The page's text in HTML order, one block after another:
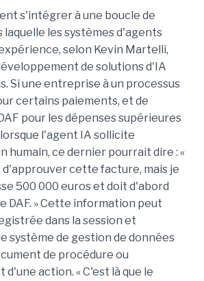
s'intégrer à une boucle de
les systèmes d'agents
selon Kevin Martelli,
de solutions d'IA
Si une entreprise à un processus
certains paiements, et de
pour les dépenses supérieures
l'agent IA sollicite
humain, ce dernier pourrait dire : «
d'approuver cette facture, mais je
500 000 euros et doit d'abord
DAF. » Cette information peut
dans la session et
système de gestion de données
de procédure ou
action. « C'est là que le